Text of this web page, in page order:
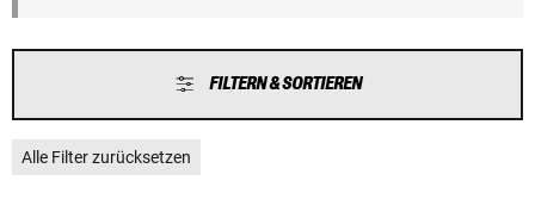
FILTERN & SORTIEREN
Alle Filter zurücksetzen